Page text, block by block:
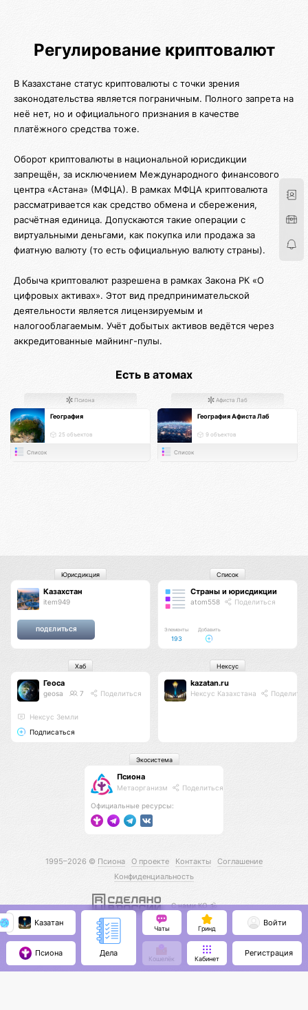
Регулирование криптовалют
В Казахстане статус криптовалюты с точки зрения
законодательства является пограничным. Полного запрета на
неё нет, но и официального признания в качестве
платёжного средства тоже.
Оборот криптовалюты в национальной юрисдикции
запрещён, за исключением Международного финансового
центра «Астана» (МФЦА). В рамках МФЦА криптовалюта
рассматривается как средство обмена и сбережения,
расчётная единица. Допускаются такие операции с
виртуальными деньгами, как покупка или продажа за
фиатную валюту (то есть официальную валюту страны).
Добыча криптовалют разрешена в рамках Закона РК «О
цифровых активах». Этот вид предпринимательской
деятельности является лицензируемым и
налогооблагаемым. Учёт добытых активов ведётся через
аккредитованные майнинг-пулы.
Есть в атомах
Псиона
География
25 объектов
Список
Афиста Лаб
География Афиста Лаб
9 объектов
Список
Казахстан
item949
Юрисдикция
Страны и юрисдикции
atom558 Поделиться
Элементы
193
Добавить
Список
Геоса
geosa 7 Поделиться
Нексус Земли
Подписаться
Хаб
kazatan.ru
Нексус Казахстана
Нексус
Псиона
Метаорганизм Поделиться
Официальные ресурсы:
Экосистема
1995–2026 © Псиона О проекте Контакты
Соглашение
Конфиденциальность
С нами КО 🕉️
Казатан
Псиона Дела
Чаты Гринд
Кошелёк Кабинет
Войти
Регистрация